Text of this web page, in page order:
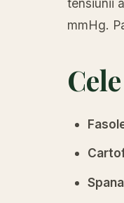
tensiunii
mmHg.